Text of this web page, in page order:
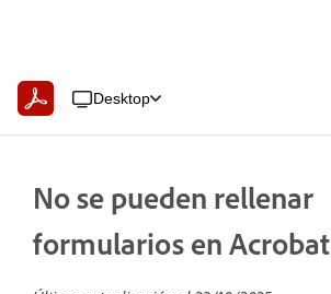
Desktop
No se pueden rellenar
formularios en Acrobat